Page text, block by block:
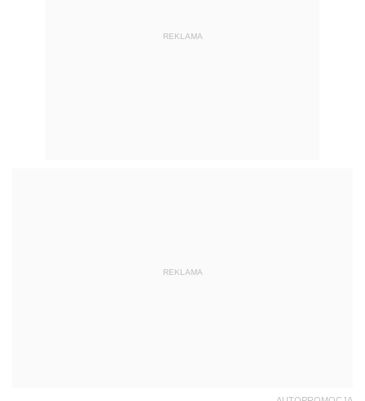
REKLAMA
REKLAMA